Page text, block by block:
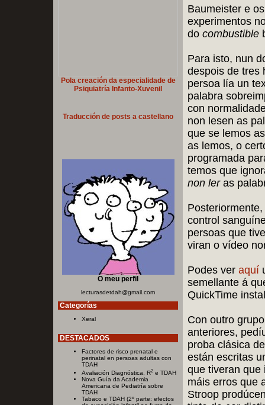
Pola creación da especialidade de
Psiquiatría Infanto-Xuvenil
Traducción de posts a castellano
O meu perfil
lecturasdetdah@gmail.com
Categorías
Xeral
DESTACADOS
Factores de risco prenatal e
perinatal en persoas adultas con
TDAH
Avaliación Diagnóstica, R2 e TDAH
Nova Guía da Academia
Americana de Pediatría sobre
TDAH
Tabaco e TDAH (2º parte: efectos
Baumeister e
experimentos
do combustible
Para isto, nun
despois de tres
persoa lía un
palabra
con
non lesen as
que se lemos
as lemos, o
programada
temos que
non leras
control
persoas que
viran o vídeo
Podes ver aquí
semellante á
QuickTime
Con outro
anteriores,
proba clásica
están escritas
que tiveran que
máis erros que
Stroop